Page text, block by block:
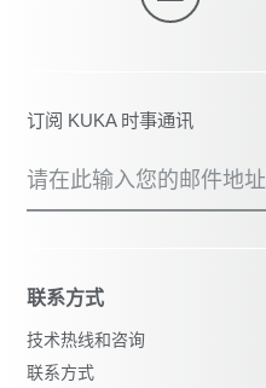
订阅 KUKA 时事通讯
请在此输入您的邮件地址
联系方式
技术热线和咨询
联系方式